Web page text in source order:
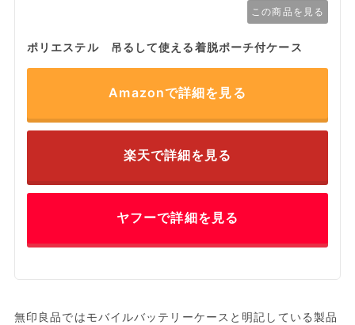
この商品を見る
ポリエステル 吊るして使える着脱ポーチ付ケース
Amazonで詳細を見る
楽天で詳細を見る
ヤフーで詳細を見る
無印良品ではモバイルバッテリーケースと明記している製品